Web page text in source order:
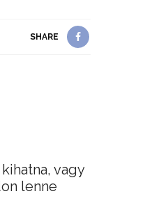
SHARE
vagy
lenne